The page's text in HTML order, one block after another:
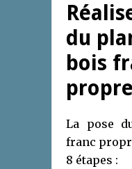
du
bois
La pose
franc
8 étapes :